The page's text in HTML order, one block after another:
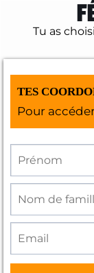
Tu as
TES
Pour